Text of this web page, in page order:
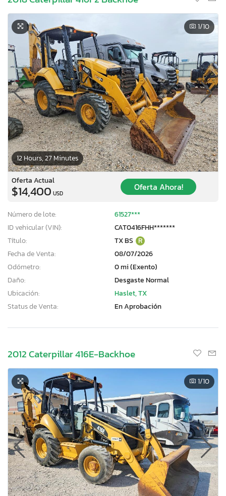
12 Hours, 27 Minutes
1/10
Oferta Actual
$14,400 USD
Oferta Ahora!
Número de lote:
61527***
ID vehicular (VIN):
CAT0416FHH*******
Título:
TX BS R
Fecha de Venta:
08/07/2026
Odómetro:
0 mi (Exento)
Daño:
Desgaste Normal
Ubicación:
Haslet, TX
Status de Venta:
En Aprobación
2012 Caterpillar 416E-Backhoe
1/10